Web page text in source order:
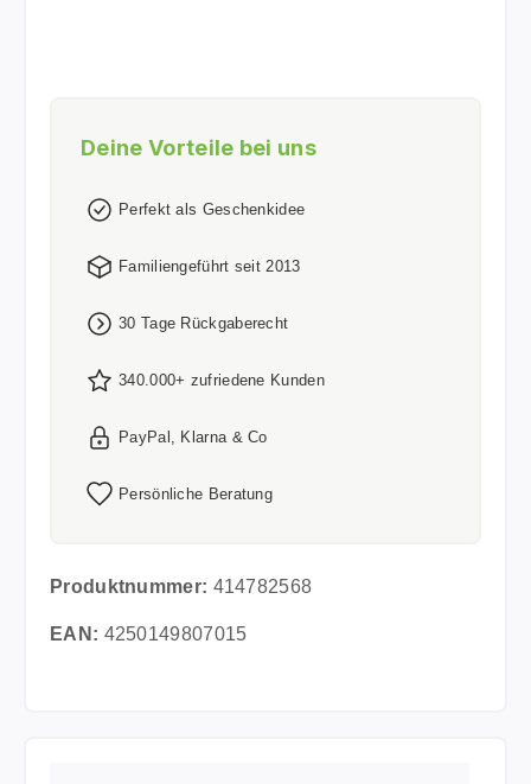
Deine Vorteile bei uns
Perfekt als Geschenkidee
Familiengeführt seit 2013
30 Tage Rückgaberecht
340.000+ zufriedene Kunden
PayPal, Klarna & Co
Persönliche Beratung
Produktnummer: 414782568
EAN: 4250149807015